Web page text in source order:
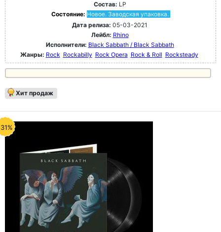
Состав: LP
Состояние: Новое. Заводская упаковка.
Дата релиза: 05-03-2021
Лейбл: Rhino
Исполнители: Black Sabbath / Black Sabbath
Жанры: Rock Rockabilly Rock Opera Rock & Roll Rocksteady
Хит продаж